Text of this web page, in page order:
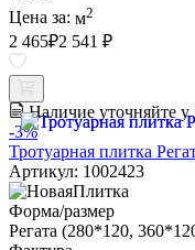
Цена за: м2
2 465₽2 541 ₽
Наличие уточняйте у
-3%
Тротуарная плитка
Артикул: 1002423
Форма/размер
Регата (280*120,